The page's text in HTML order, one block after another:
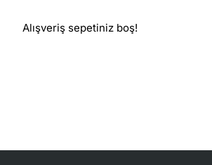
Alışveriş sepetiniz boş!